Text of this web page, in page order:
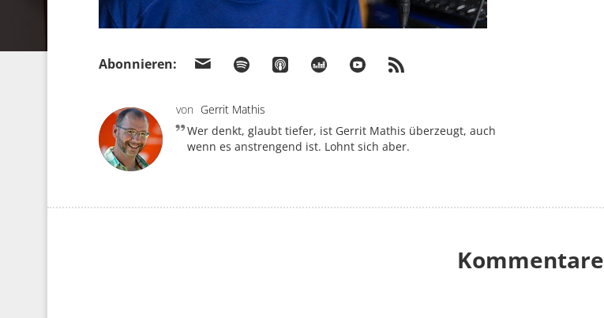
Abonnieren:
von Gerrit Mathis
Wer denkt, glaubt tiefer, ist Gerrit Mathis überzeugt, auch
wenn es anstrengend ist. Lohnt sich aber.
Kommentare